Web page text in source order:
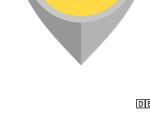
🇩🇪